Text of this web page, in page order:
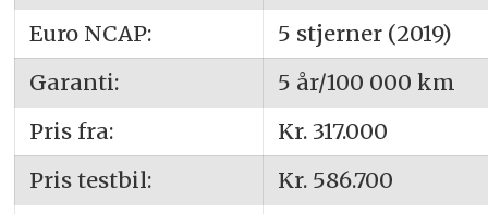
Euro NCAP:
5 stjerner (2019)
Garanti:
5 år/100 000 km
Pris fra:
Kr. 317.000
Pris testbil:
Kr. 586.700